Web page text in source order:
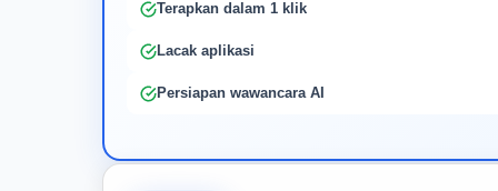
Terapkan dalam 1 klik
Lacak aplikasi
Persiapan wawancara AI